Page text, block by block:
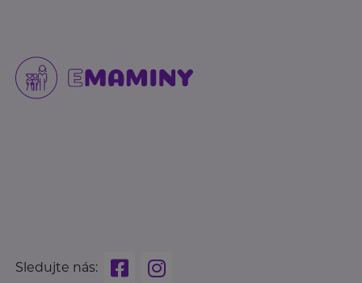
Sledujte nás: